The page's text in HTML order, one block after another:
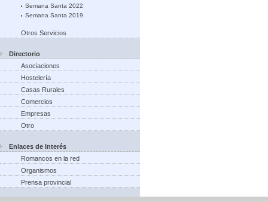
Semana Santa 2022
Semana Santa 2019
Otros Servicios
Directorio
Asociaciones
Hostelería
Casas Rurales
Comercios
Empresas
Otro
Enlaces de Interés
Romancos en la red
Organismos
Prensa provincial